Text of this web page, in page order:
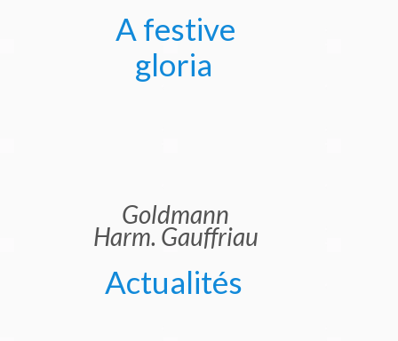
A festive
gloria
Goldmann
Harm. Gauffriau
Actualités